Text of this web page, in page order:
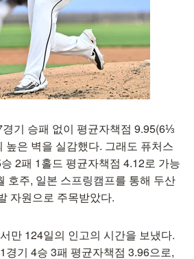
기 승패 없이 평균자책점 9.95(6⅓
높은 벽을 실감했다. 그래도 퓨처스
2패 1홀드 평균자책점 4.12로 가능
호주, 일본 스프링캠프를 통해 두산
자원으로 주목받았다.
만 124일의 인고의 시간을 보냈다.
경기 4승 3패 평균자책점 3.96으로,